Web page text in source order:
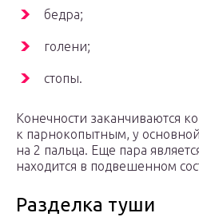
бедра;
голени;
стопы.
Конечности заканчиваются
к парнокопытным, у
на 2 пальца. Еще пара
находится в подвешенном
Разделка туши